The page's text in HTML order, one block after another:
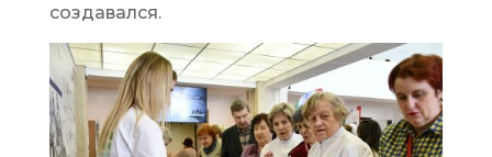
создавался.